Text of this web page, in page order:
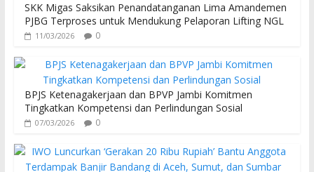
SKK Migas Saksikan Penandatanganan Lima Amandemen
PJBG Terproses untuk Mendukung Pelaporan Lifting NGL
11/03/2026 0
BPJS Ketenagakerjaan dan BPVP Jambi Komitmen
Tingkatkan Kompetensi dan Perlindungan Sosial
07/03/2026 0